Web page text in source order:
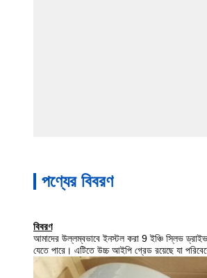
পণ্যের বিবরণ
বিবরণ
আমাদের উল্লম্বভাবে ইনস্টল করা 9 ইঞ্চি স্লিভ
যেতে পারে। এটিতে উচ্চ আইপি গ্রেড রয়েছে যা